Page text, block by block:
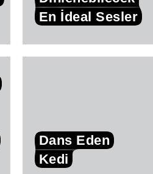
En İdeal Sesler
Dans Eden
Kedi